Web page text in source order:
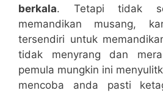
berkala. Tetapi tidak
memandikan musang,
tersendiri untuk
tidak menyrang dan
pemula mungkin ini
mencoba anda pasti